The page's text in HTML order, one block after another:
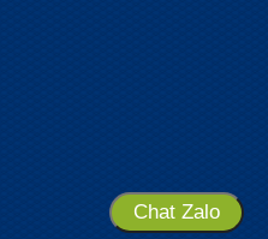
Chat Zalo